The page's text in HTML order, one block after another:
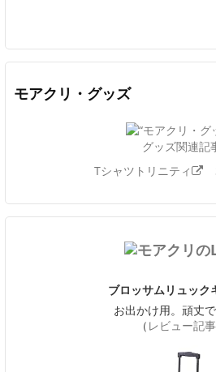
モアクリ・グッズ
グッズ関連記
Tシャツトリニティ
ブロッサムリュック
お出かけ用。頑丈で
（ レビュー記事